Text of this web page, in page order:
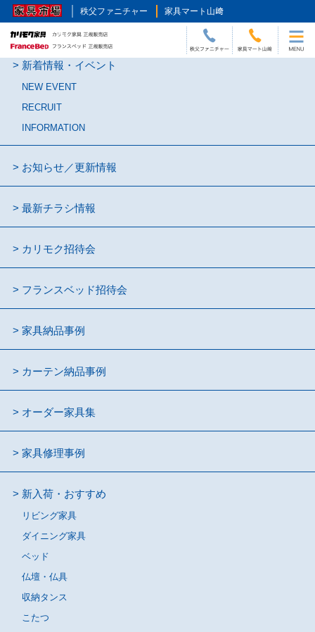
秩父ファニチャー 家具マート山﨑
新着情報・イベント
NEW EVENT
RECRUIT
INFORMATION
お知らせ／更新情報
最新チラシ情報
カリモク招待会
フランスベッド招待会
家具納品事例
カーテン納品事例
オーダー家具集
家具修理事例
新入荷・おすすめ
リビング家具
ダイニング家具
ベッド
仏壇・仏具
収納タンス
こたつ